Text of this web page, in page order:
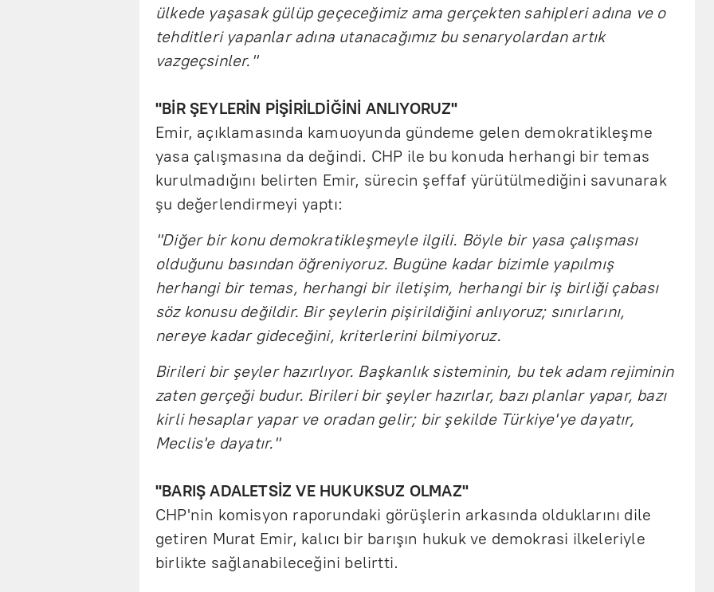
ülkede yaşasak gülüp geçeceğimiz ama gerçekten sahipleri adına ve o
tehditleri yapanlar adına utanacağımız bu senaryolardan artık
vazgeçsinler."
"BİR ŞEYLERİN PİŞİRİLDİĞİNİ ANLIYORUZ"
Emir, açıklamasında kamuoyunda gündeme gelen demokratikleşme
yasa çalışmasına da değindi. CHP ile bu konuda herhangi bir temas
kurulmadığını belirten Emir, sürecin şeffaf yürütülmediğini savunarak
şu değerlendirmeyi yaptı:
"Diğer bir konu demokratikleşmeyle ilgili. Böyle bir yasa çalışması
olduğunu basından öğreniyoruz. Bugüne kadar bizimle yapılmış
herhangi bir temas, herhangi bir iletişim, herhangi bir iş birliği çabası
söz konusu değildir. Bir şeylerin pişirildiğini anlıyoruz; sınırlarını,
nereye kadar gideceğini, kriterlerini bilmiyoruz.
Birileri bir şeyler hazırlıyor. Başkanlık sisteminin, bu tek adam rejiminin
zaten gerçeği budur. Birileri bir şeyler hazırlar, bazı planlar yapar, bazı
kirli hesaplar yapar ve oradan gelir; bir şekilde Türkiye'ye dayatır,
Meclis'e dayatır."
"BARIŞ ADALETSİZ VE HUKUKSUZ OLMAZ"
CHP'nin komisyon raporundaki görüşlerin arkasında olduklarını dile
getiren Murat Emir, kalıcı bir barışın hukuk ve demokrasi ilkeleriyle
birlikte sağlanabileceğini belirtti.